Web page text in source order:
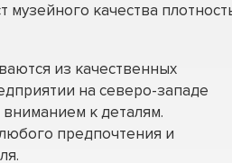
музейного качества
из качественных
на северо-западе
к деталям.
предпочтения и